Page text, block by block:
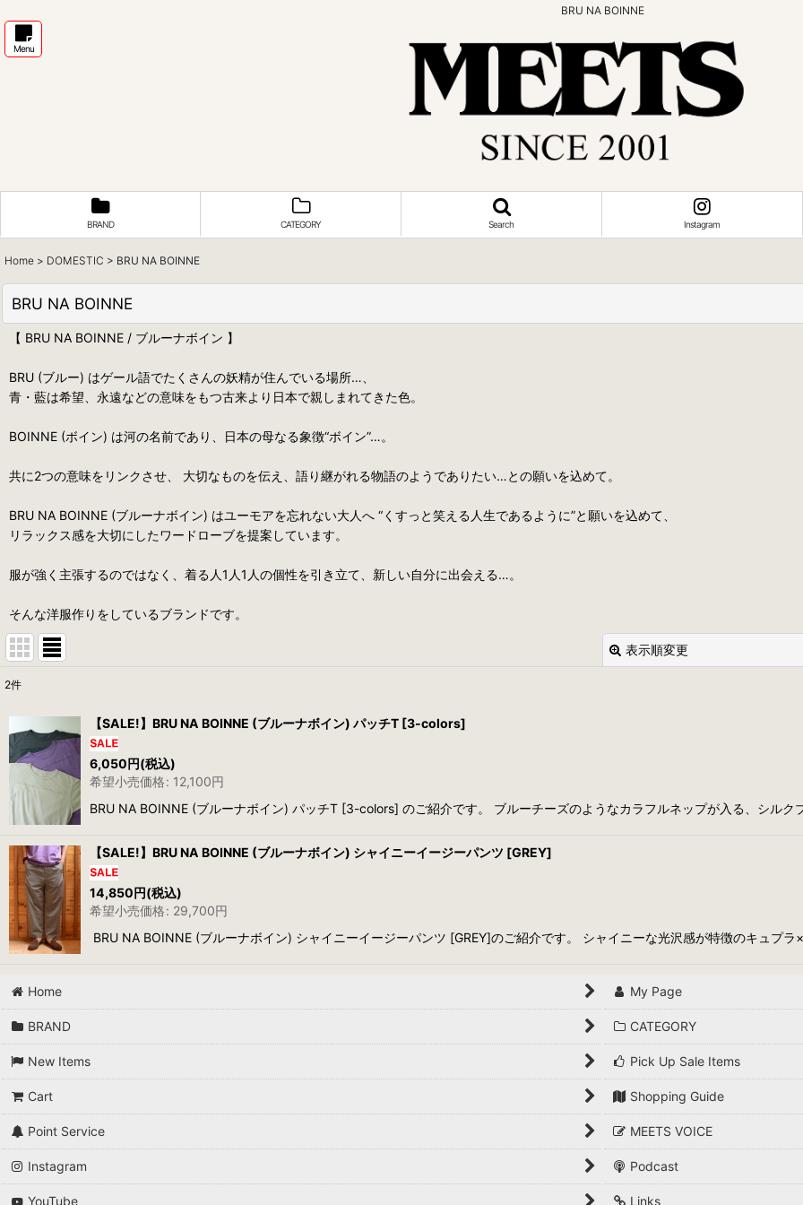
BRU NA BOINNE
Menu
BRAND CATEGORY Search Instagram
Home > DOMESTIC > BRU NA BOINNE
BRU NA BOINNE
【 BRU NA BOINNE / ブルーナボイン 】
BRU (ブルー) はゲール語でたくさんの妖精が住んでいる場所…、
青・藍は希望、永遠などの意味をもつ古来より日本で親しまれてきた色。
BOINNE (ボイン) は河の名前であり、日本の母なる象徴“ボイン”…。
共に2つの意味をリンクさせ、 大切なものを伝え、語り継がれる物語のようでありたい…との願いを込めて。
BRU NA BOINNE (ブルーナボイン) はユーモアを忘れない大人へ “くすっと笑える人生であるように”と願いを込めて、
リラックス感を大切にしたワードローブを提案しています。
服が強く主張するのではなく、着る人1人1人の個性を引き立て、新しい自分に出会える…。
そんな洋服作りをしているブランドです。
表示順変更
並び順
2件
【SALE!】BRU NA BOINNE (ブルーナボイン) パッチT [3-colors]
6,050円(税込)
希望小売価格: 12,100円
BRU NA BOINNE (ブルーナボイン) パッチT [3-colors] のご紹介です。 ブルーチーズのようなカラフルネップが入る、シル
【SALE!】BRU NA BOINNE (ブルーナボイン) シャイニーイージーパンツ [GREY]
14,850円(税込)
希望小売価格: 29,700円
BRU NA BOINNE (ブルーナボイン) シャイニーイージーパンツ [GREY]のご紹介です。 シャイニーな光沢感が特徴のキュプ
Home My Page
BRAND CATEGORY
New Items Pick Up Sale Items
Cart Shopping Guide
Point Service MEETS VOICE
Instagram Podcast
YouTube Links